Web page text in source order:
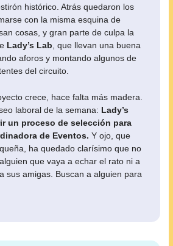
histórico. Atrás quedaron los
con la misma esquina de
cosas, y gran parte de culpa la
Lady’s Lab , que llevan una buena
aforos y montando algunos de
del circuito.
crece, hace falta más madera.
laboral de la semana: Lady’s
un proceso de selección para
de Eventos. Y ojo, que
ha quedado clarísimo que no
que vaya a echar el rato ni a
sus amigas. Buscan a alguien para